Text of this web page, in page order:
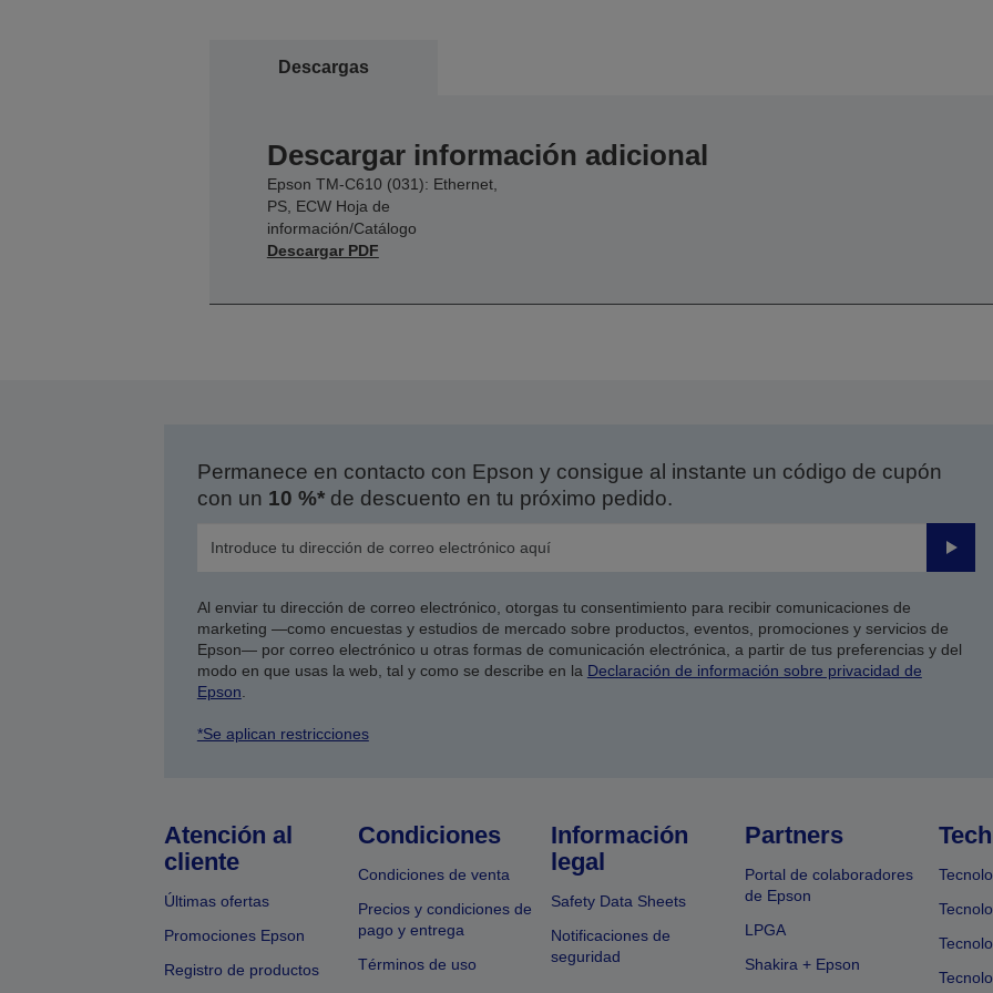
Descargas
Descargar información adicional
Epson TM-C610 (031): Ethernet,
PS, ECW Hoja de
información/Catálogo
Descargar PDF
Permanece en contacto con Epson y consigue al instante un código de cupón
con un 10 %*de descuento en tu próximo pedido.
Enviar
Al enviar tu dirección de correo electrónico, otorgas tu consentimiento para recibir comunicaciones de
marketing —como encuestas y estudios de mercado sobre productos, eventos, promociones y servicios de
Epson— por correo electrónico u otras formas de comunicación electrónica, a partir de tus preferencias y del
modo en que usas la web, tal y como se describe en la Declaración de información sobre privacidad de
Epson.
*Se aplican restricciones
Atención al
cliente
Últimas ofertas
Promociones Epson
Registro de productos
Condiciones
Condiciones de venta
Precios y condiciones de
pago y entrega
Términos de uso
Información
legal
Safety Data Sheets
Notificaciones de
seguridad
Partners
Portal de colaboradores
de Epson
LPGA
Shakira + Epson